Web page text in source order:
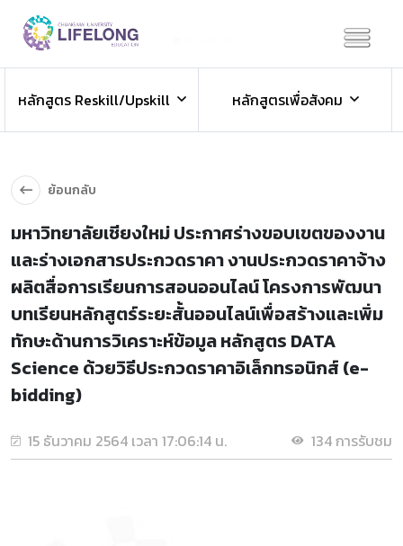
ข่าวประชาสัมพันธ์
ข่าวสารองค์กร ข่าวสารกิจกรรม
หลักสูตร Reskill/Upskill
หลักสูตรเพื่อสังคม
ย้อนกลับ
มหาวิทยาลัยเชียงใหม่ ประกาศร่างขอบเขตของงาน
และร่างเอกสารประกวดราคา งานประกวดราคาจ้าง
ผลิตสื่อการเรียนการสอนออนไลน์ โครงการพัฒนา
บทเรียนหลักสูตร์ระยะสั้นออนไลน์เพื่อสร้างและเพิ่ม
ทักษะด้านการวิเคราะห์ข้อมูล หลักสูตร DATA
Science ด้วยวิธีประกวดราคาอิเล็กทรอนิกส์ (e-
bidding)
15 ธันวาคม 2564 เวลา 17:06:14 น. 134 การรับชม